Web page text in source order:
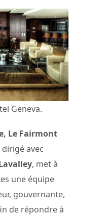
Geneva.
Le Fairmont
dirigé avec
, met à
une équipe
gouvernante,
de répondre à